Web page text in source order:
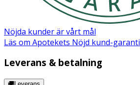
Nöjda kunder är vårt mål
Läs om Apotekets Nöjd kund-garanti
Leverans & betalning